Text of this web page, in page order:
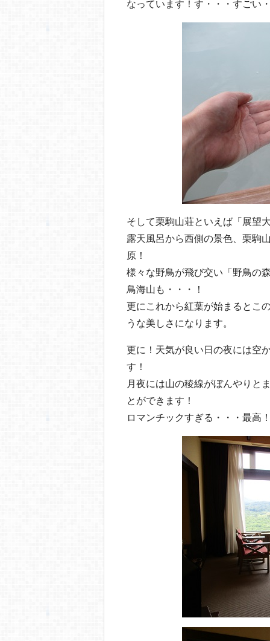
なっています！す・・・すごい・
そして栗駒山荘といえば「展望
露天風呂から西側の景色、栗駒
原！
様々な野鳥が飛び交い「野鳥の
鳥海山も・・・！
更にこれから紅葉が始まるとこ
うな美しさになります。
更に！天気が良い日の夜には空
す！
月夜には山の稜線がぼんやりと
とができます！
ロマンチックすぎる・・・最高！